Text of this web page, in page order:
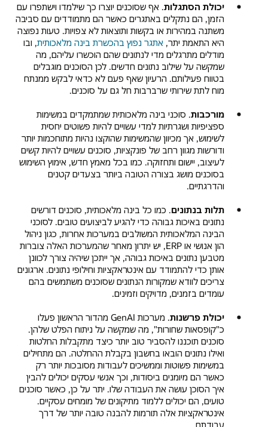
יכולת הסתגלות. אף שסוכנים יוצרו כך שילמדו וישתפרו עם
הזמן, הם נתקלים באתגרים כאשר הם מתמודדים עם סביבה
משתנה במהירות או בקשות ותוצאות לא צפויות. טעות נפוצה
היא התאמת יתר, אתגר נפוץ בהכשרת בינה מלאכותית, ובו
מודלים מתרגלים מדי לנתונים שהם הוכשרו עליהם, מה
שמקשה על שילוב נתונים חדשים. לכן הסוכנים מוגבלים
בטווח פעילותם. הרעיון שאף פעם לא כדאי לבקש ממנתח
מוח לתת שירותי שרברבות חל גם על סוכנים.
מורכבות. סוכני בינה מלאכותית שמתמקדים במשימות
ספציפיות ושגרתיות למדי עשויים להיות פשוטים יחסית
לשימוש, אך מכיוון שהמשימות שהוקצו נהיות מתוחכמות יותר
ודורשות מגוון רחב של פונקציות, סוכנים עשויים להיות קשים
לעיצוב, יישום ותחזוקה. כמו בכל מאמץ חדש, אימוץ השימוש
בסוכנים מושג בצורה הטובה ביותר בצעדים קטנים
והדרגתיים.
תלות בנתונים. כמו כל בינה מלאכותית, סוכנים דורשים
נתונים באיכות גבוהה כדי להגיע לביצועים טובים. לסוכני
הבינה המלאכותית המשולבים במערכות אחרות, כגון ניהול
הון אנושי או ERP, יש יתרון מאחר שהמערכות האלה צוברות
מטבען נתונים באיכות גבוהה, אך ייתכן שיהיה צורך לכוונן
אותן כדי להתמודד עם אינטראקציות וחילופי נתונים. ארגונים
צריכים לוודא שמקורות הנתונים שסוכנים משתמשים בהם
עומדים בזמנים, מדויקים וזמינים.
יכולת פרשנות
. מערכות GenAI מהדור הראשון פעלו
כ"קופסאות שחורות", מה שמקשה על ניתוח הפלט שלהן.
סוכנים תוכננו להסביר טוב יותר כיצד מתקבלות החלטות
ואילו נתונים הובאו בחשבון בקבלת ההחלטה. הם מתחילים
במשימות פשוטות וממשיכים לעבודות מסובכות יותר רק
כאשר הם מיומנים ביסודות, וכך אנשי עסקים יכולים להבין
איך הסוכן עושה את העבודה שלו. יתר על כן, כאשר סוכנים
טועים, הם יכולים ללמוד מתיקונים של מומחים עסקיים.
אינטראקציות אלה תורמות להבנה טובה יותר של דרך